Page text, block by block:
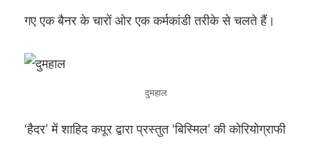
गए एक बैनर के चारों ओर एक कर्मकांडी तरीके से चलते हैं।
दुमहाल
‘हैदर’ में शाहिद कपूर द्वारा प्रस्तुत ‘बिस्मिल’ की कोरियोग्राफी